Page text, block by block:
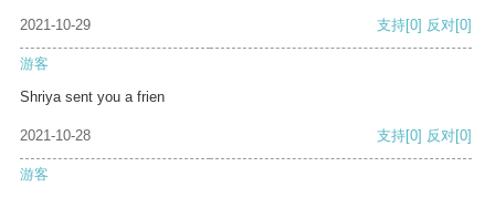
2021-10-29 支持[0] 反对[0]
游客
Shriya sent you a frien
2021-10-28 支持[0] 反对[0]
游客